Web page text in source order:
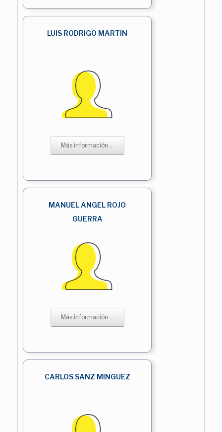
LUIS RODRIGO MARTIN
Más información ...
MANUEL ANGEL ROJO
GUERRA
Más información ...
CARLOS SANZ MINGUEZ